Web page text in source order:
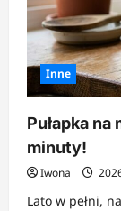
Inne
Pułapka na
minuty!
Iwona
Lato w pełni,